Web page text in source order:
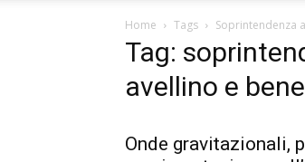
Home Tags Soprintendenza
Tag:
avellino e
Onde gravitazionali,